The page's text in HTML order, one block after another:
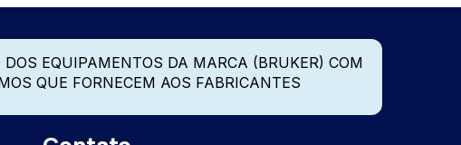
EQUIPAMENTOS DA MARCA (BRUKER) COM
QUE FORNECEM AOS FABRICANTES